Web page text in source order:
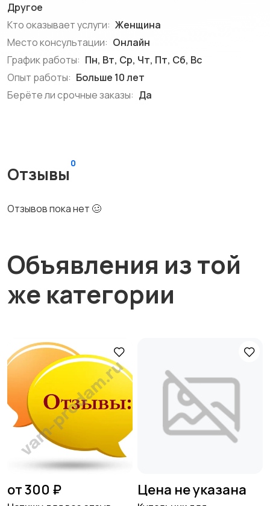
Другое
Кто оказывает услуги: Женщина
Место консультации: Онлайн
График работы: Пн, Вт, Ср, Чт, Пт, Сб, Вс
Опыт работы: Больше 10 лет
Берёте ли срочные заказы: Да
Отзывы
0
Отзывов пока нет 🥴
Объявления из той
же категории
от 300 ₽ Цена не указана